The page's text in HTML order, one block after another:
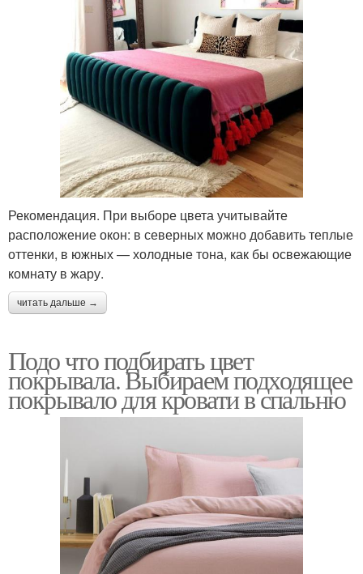
Рекомендация. При выборе цвета учитывайте
расположение окон: в северных можно добавить теплые
оттенки, в южных — холодные тона, как бы освежающие
комнату в жару.
читать дальше →
Подо что подбирать цвет
покрывала. Выбираем подходящее
покрывало для кровати в спальню